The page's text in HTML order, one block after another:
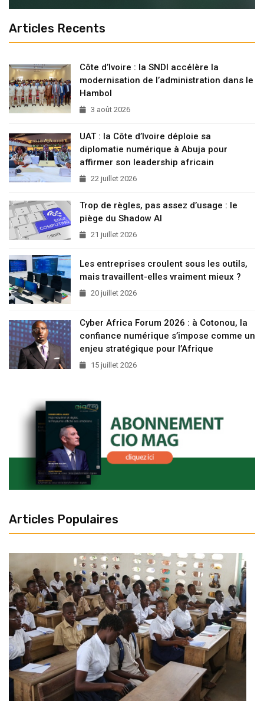
Articles Recents
Côte d’Ivoire : la SNDI accélère la
modernisation de l’administration dans le
Hambol
3 août 2026
UAT : la Côte d’Ivoire déploie sa
diplomatie numérique à Abuja pour
affirmer son leadership africain
22 juillet 2026
Trop de règles, pas assez d’usage : le
piège du Shadow AI
21 juillet 2026
Les entreprises croulent sous les outils,
mais travaillent-elles vraiment mieux ?
20 juillet 2026
Cyber Africa Forum 2026 : à Cotonou, la
confiance numérique s’impose comme un
enjeu stratégique pour l’Afrique
15 juillet 2026
Articles Populaires